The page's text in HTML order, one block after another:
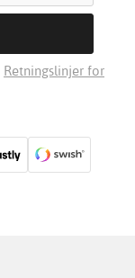
Retningslinjer for